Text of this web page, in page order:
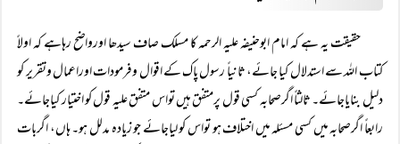
حقیقت یہ ہے کہ امام ابوحنیفہ علیہ الرحمہ کا مسلک صاف سیدھا اورواضح رہاہے کہ اولاً
کتاب اللہ سے استدلال کیا جائے، ثانیاً رسول پاک کے اقوال وفرمودات اوراعمال وتقریر کو
دلیل بنایاجائے۔ ثالثاً اگرصحابہ کسی قول پرمتفق ہیں تواس متفق علیہ قول کو اختیار کیاجائے۔
رابعاً اگرصحابہ میں کسی مسئلہ میں اختلاف ہو تواس کو لیاجائے جو زیادہ مدلل ہو۔ ہاں، اگربات